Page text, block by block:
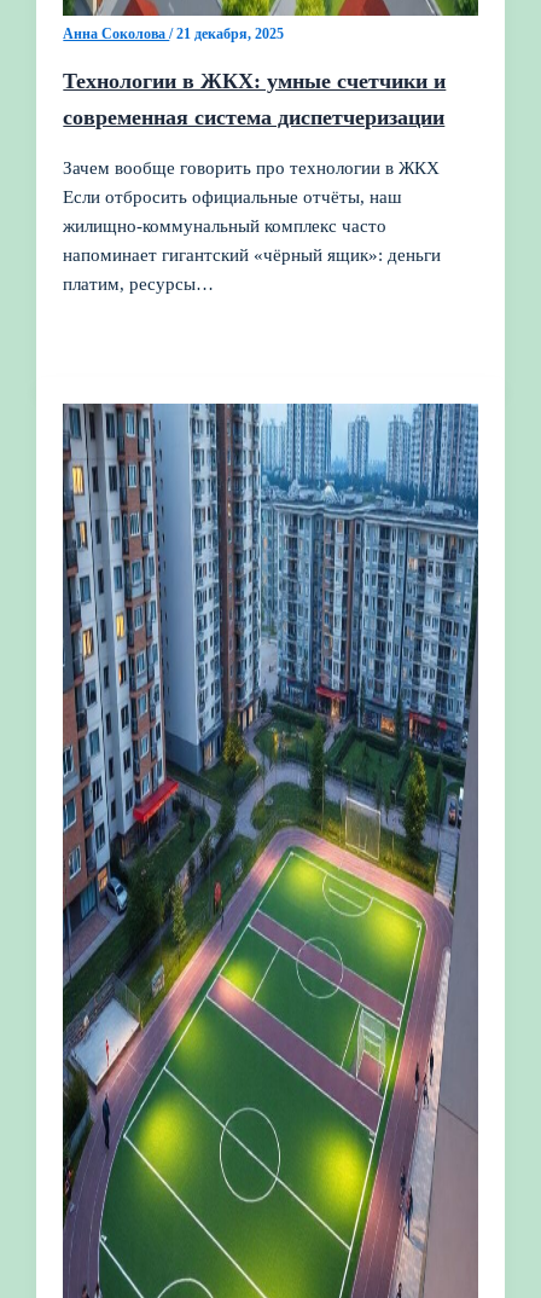
Анна Соколова/21 декабря, 2025
Технологии в ЖКХ: умные счетчики и
современная система диспетчеризации
Зачем вообще говорить про технологии в ЖКХ
Если отбросить официальные отчёты, наш
жилищно-коммунальный комплекс часто
напоминает гигантский «чёрный ящик»: деньги
платим, ресурсы…